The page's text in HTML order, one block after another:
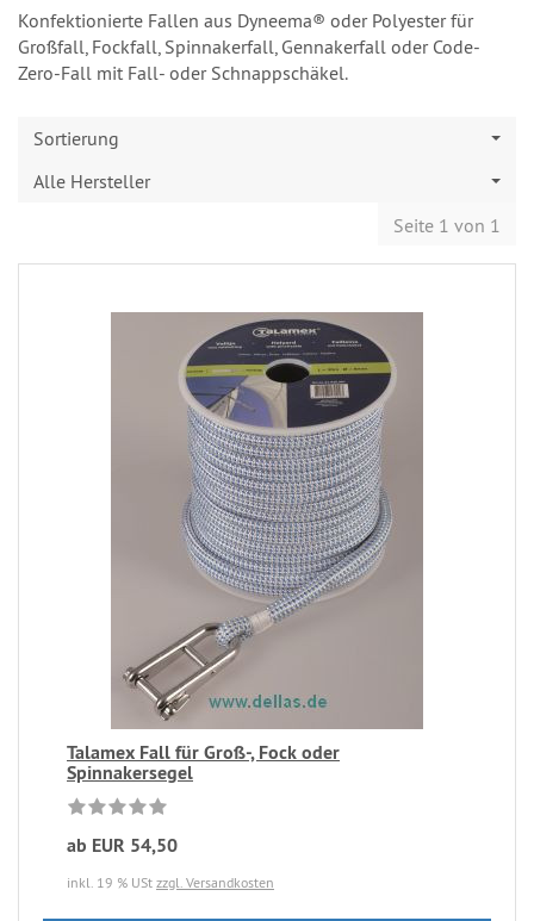
Konfektionierte Fallen aus Dyneema® oder Polyester für
Großfall, Fockfall, Spinnakerfall, Gennakerfall oder Code-
Zero-Fall mit Fall- oder Schnappschäkel.
Sortierung
Alle Hersteller
Seite 1 von 1
Talamex Fall für Groß-, Fock oder
Spinnakersegel
ab EUR 54,50
inkl. 19 % USt zzgl. Versandkosten